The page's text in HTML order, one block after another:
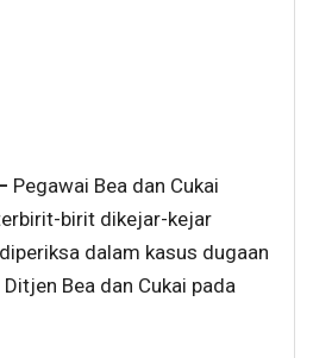
Pegawai Bea dan Cukai
birit dikejar-kejar
dalam kasus dugaan
Bea dan Cukai pada